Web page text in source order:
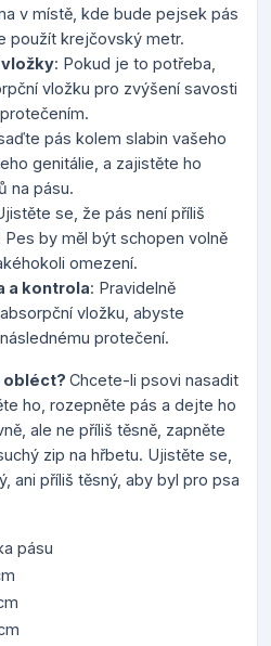
v místě, kde bude pejsek pás
použít krejčovský metr.
: Pokud je to potřeba,
vložku pro zvýšení savosti
pás kolem slabin vašeho
genitálie, a zajistěte ho
na pásu.
se, že pás není příliš
Pes by měl být schopen volně
omezení.
a kontrola: Pravidelně
vložku, abyste
protečení.
obléct? Chcete-li psovi nasadit
ho, rozepněte pás a dejte ho
ale ne příliš těsně, zapněte
zip na hřbetu. Ujistěte se,
ani příliš těsný, aby byl pro psa
pásu